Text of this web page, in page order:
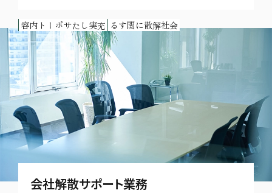
会社解散に関する
充実したサポート内容
会社解散サポート業務